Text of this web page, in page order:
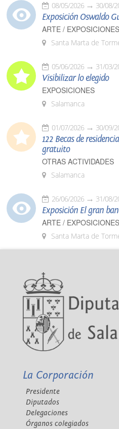
08/05/2026 30/08/
Exposición Oswaldo
ARTE / EXPOSICIONES
Santa Marta de
05/06/2026 31/03/
Visibilizar lo elegido
EXPOSICIONES
Salamanca
01/07/2026 30/09/
122 Becas de
gratuito
OTRAS ACTIVIDADES
Salamanca
26/06/2026 31/08/
Exposición El gran
ARTE / EXPOSICIONES
Santa Marta de
La Corporación
Presidente
Diputados
Delegaciones
Órganos colegiados